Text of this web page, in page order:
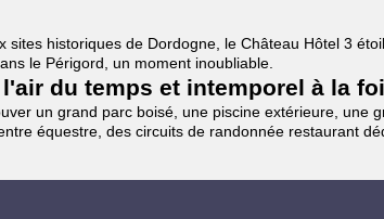
sites historiques de Dordogne, le Château Hôtel 3
le Périgord, un moment inoubliable.
du temps et intemporel à la
un grand parc boisé, une piscine extérieure, une
équestre, des circuits de randonnée restaurant